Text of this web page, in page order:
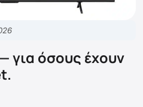
για όσους έχουν